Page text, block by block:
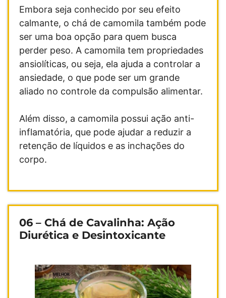
Embora seja conhecido por seu efeito
calmante, o chá de camomila também pode
ser uma boa opção para quem busca
perder peso. A camomila tem propriedades
ansiolíticas, ou seja, ela ajuda a controlar a
ansiedade, o que pode ser um grande
aliado no controle da compulsão alimentar.
Além disso, a camomila possui ação anti-
inflamatória, que pode ajudar a reduzir a
retenção de líquidos e as inchações do
corpo.
06 – Chá de Cavalinha: Ação
Diurética e Desintoxicante